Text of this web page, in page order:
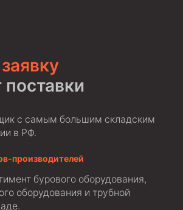
поставки
с самым большим складским
в РФ.
производителей
бурового оборудования,
оборудования и трубной